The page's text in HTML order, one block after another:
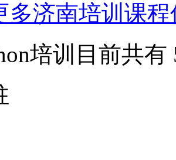
多济南培训课程
培训目前共有